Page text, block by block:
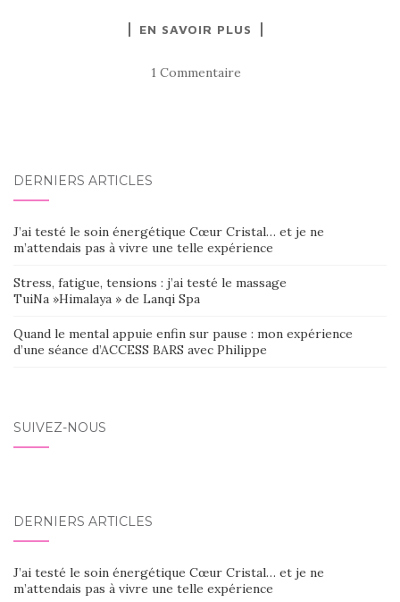
EN SAVOIR PLUS
1 Commentaire
DERNIERS ARTICLES
J’ai testé le soin énergétique Cœur Cristal… et je ne
m’attendais pas à vivre une telle expérience
Stress, fatigue, tensions : j’ai testé le massage
TuiNa »Himalaya » de Lanqi Spa
Quand le mental appuie enfin sur pause : mon expérience
d’une séance d’ACCESS BARS avec Philippe
SUIVEZ-NOUS
DERNIERS ARTICLES
J’ai testé le soin énergétique Cœur Cristal… et je ne
m’attendais pas à vivre une telle expérience